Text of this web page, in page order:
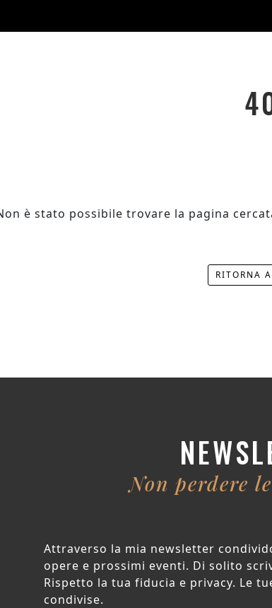
è stato possibile trovare la pagina
RITORNA
Non perdere
Attraverso la mia newsletter
opere e prossimi eventi. Di solito
Rispetto la tua fiducia e privacy. Le
condivise.